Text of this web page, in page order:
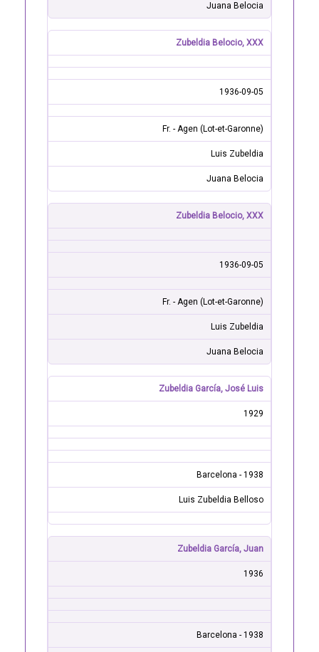
Juana Belocia
Zubeldia Belocio, XXX
1936-09-05
Fr. - Agen (Lot-et-Garonne)
Luis Zubeldia
Juana Belocia
Zubeldia Belocio, XXX
1936-09-05
Fr. - Agen (Lot-et-Garonne)
Luis Zubeldia
Juana Belocia
Zubeldia García, José Luis
1929
Barcelona - 1938
Luis Zubeldia Belloso
Zubeldia García, Juan
1936
Barcelona - 1938